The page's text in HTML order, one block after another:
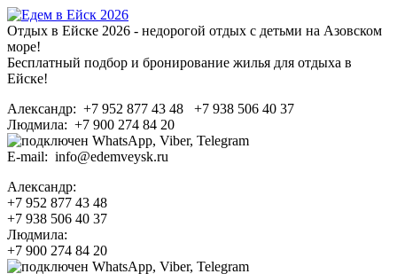
Отдых в Ейске 2026 - недорогой отдых с детьми на Азовском
море!
Бесплатный подбор и бронирование жилья для отдыха в
Ейске!
Александр: +7 952 877 43 48 +7 938 506 40 37
Людмила: +7 900 274 84 20
E-mail: info@edemveysk.ru
Александр:
+7 952 877 43 48
+7 938 506 40 37
Людмила:
+7 900 274 84 20